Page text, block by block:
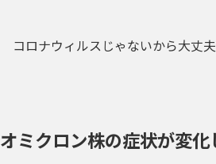
コロナウィルスじゃないから大丈
オミクロン株の症状が変化